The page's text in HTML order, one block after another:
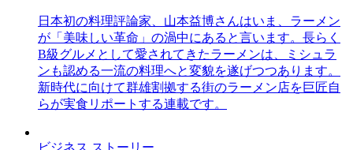
日本初の料理評論家、山本益博さんはいま、ラーメン
が「美味しい革命」の渦中にあると言います。長らく
B級グルメとして愛されてきたラーメンは、ミシュラ
ンも認める一流の料理へと変貌を遂げつつあります。
新時代に向けて群雄割拠する街のラーメン店を巨匠自
らが実食リポートする連載です。